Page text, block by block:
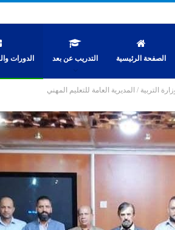
الصفحة الرئيسية التدريب عن بعد الدورات
التربية / المديرية العامة للتعليم المهني